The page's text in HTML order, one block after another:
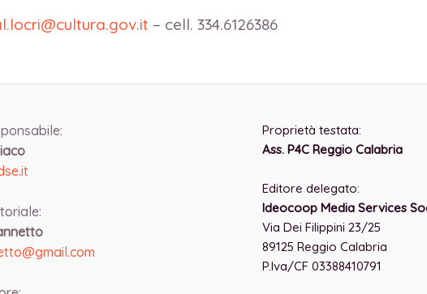
– cell. 334.6126386
Proprietà testata:
Ass. P4C Reggio Calabria
Editore delegato:
Ideocoop Media Services
Via Dei Filippini 23/25
89125 Reggio Calabria
P.Iva/CF 03388410791